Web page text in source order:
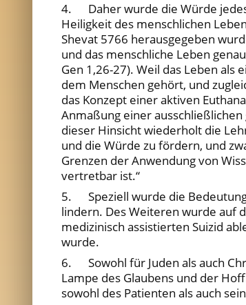
4. Daher wurde die Würde jedes
Heiligkeit des menschlichen
Shevat 5766 herausgegeben
und das menschliche Leben
Gen 1,26-27). Weil das Leben
dem Menschen gehört, und
das Konzept einer aktiven
Anmaßung einer
dieser Hinsicht wiederholt die
und die Würde zu fördern, und
Grenzen der Anwendung von
vertretbar ist.“
5. Speziell wurde die Bedeutung
lindern. Des Weiteren wurde auf
medizinisch assistierten Suizid
wurde.
6. Sowohl für Juden als auch
Lampe des Glaubens und der
sowohl des Patienten als auch